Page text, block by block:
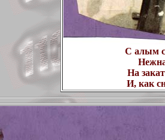
С алым
На
И, как